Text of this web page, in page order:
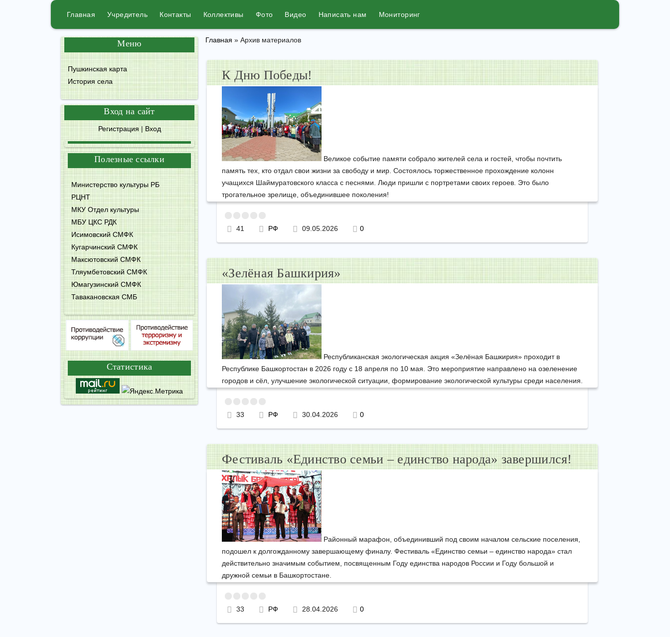
Главная Учредитель Контакты Коллективы Фото Видео Написать нам Мониторинг
Главная » Архив материалов
К Дню Победы!
Великое событие памяти собрало жителей села и гостей, чтобы почтить
память тех, кто отдал свои жизни за свободу и мир. Состоялось торжественное прохождение колонн
учащихся Шаймуратовского класса с песнями. Люди пришли с портретами своих героев. Это было
трогательное зрелище, объединившее поколения!
41 РФ 09.05.2026 0
«Зелёная Башкирия»
Республиканская экологическая акция «Зелёная Башкирия» проходит в
Республике Башкортостан в 2026 году с 18 апреля по 10 мая. Это мероприятие направлено на озеленение
городов и сёл, улучшение экологической ситуации, формирование экологической культуры среди населения.
33 РФ 30.04.2026 0
Фестиваль «Единство семьи – единство народа» завершился!
Районный марафон, объединивший под своим началом сельские поселения,
подошел к долгожданному завершающему финалу. Фестиваль «Единство семьи – единство народа» стал
действительно значимым событием, посвященным Году единства народов России и Году большой и
дружной семьи в Башкортостане.
33 РФ 28.04.2026 0
Меню
Пушкинская карта
История села
Вход на сайт
Регистрация |Вход
Полезные ссылки
Министерство культуры РБ
РЦНТ
МКУ Отдел культуры
МБУ ЦКС РДК
Исимовский СМФК
Кугарчинский СМФК
Максютовский СМФК
Тляумбетовский СМФК
Юмагузинский СМФК
Тавакановская СМБ
Статистика